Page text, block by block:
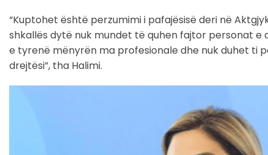
“Kuptohet është perzumimi i pafajësisë deri në
shkallës dytë nuk mundet të quhen fajtor personat
e tyrenë mënyrën ma profesionale dhe nuk duhet ti
drejtësi”, tha Halimi.